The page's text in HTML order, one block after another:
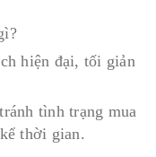
hiện đại, tối giản
tình trạng mua
thời gian.